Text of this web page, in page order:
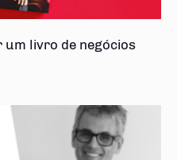
um livro de negócios